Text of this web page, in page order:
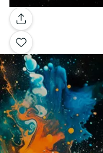
Galería